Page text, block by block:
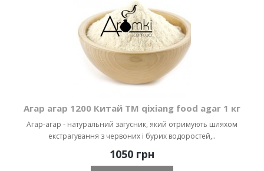
Агар агар 1200 Китай ТМ qixiang food agar 1 кг
Агар-агар - натуральний загусник, який отримують шляхом
екстрагування з червоних і бурих водоростей,..
1050 грн